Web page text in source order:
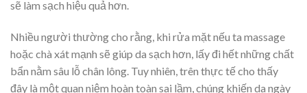
sẽ làm sạch hiệu quả hơn.
Nhiều người thường cho rằng, khi rửa mặt nếu ta massage
hoặc chà xát mạnh sẽ giúp da sạch hơn, lấy đi hết những chất
bẩn nằm sâu lỗ chân lông. Tuy nhiên, trên thực tế cho thấy
đây là một quan niệm hoàn toàn sai lầm, chúng khiến da ngày